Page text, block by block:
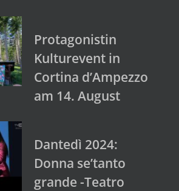
Protagonistin
Kulturevent in
Cortina d’Ampezzo
am 14. August
Dantedì 2024:
Donna se’tanto
grande -Teatro